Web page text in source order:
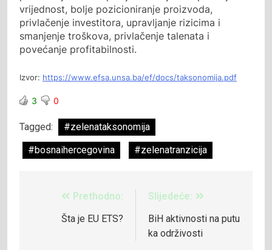
vrijednost, bolje pozicioniranje proizvoda,
privlačenje investitora, upravljanje rizicima i
smanjenje troškova, privlačenje talenata i
povećanje profitabilnosti.
Izvor: https://www.efsa.unsa.ba/ef/docs/taksonomija.pdf
3 0
Tagged:
#zelenataksonomija
#bosnaihercegovina
#zelenatranzicija
Prethodno:
Šta je EU ETS?
Slijedeće:
BiH aktivnosti na putu
ka održivosti